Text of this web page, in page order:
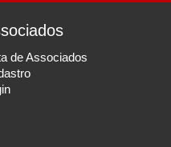
de Associados